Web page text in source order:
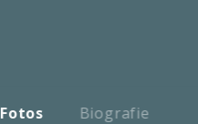
Fotos Biografie